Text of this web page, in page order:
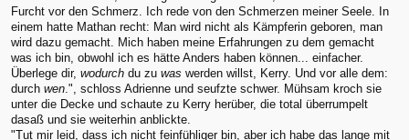
Furcht vor den Schmerz. Ich rede von den Schmerzen meiner Seele. In
einem hatte Mathan recht: Man wird nicht als Kämpferin geboren, man
wird dazu gemacht. Mich haben meine Erfahrungen zu dem gemacht
was ich bin, obwohl ich es hätte Anders haben können... einfacher.
Überlege dir, wodurch du zu was werden willst, Kerry. Und vor alle dem:
durch wen.", schloss Adrienne und seufzte schwer. Mühsam kroch sie
unter die Decke und schaute zu Kerry herüber, die total überrumpelt
dasaß und sie weiterhin anblickte.
"Tut mir leid, dass ich nicht feinfühliger bin, aber ich habe das lange mit